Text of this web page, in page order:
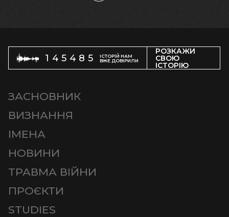
145485
ІСТОРІЙ НАМ
ВЖЕ ДОВІРИЛИ
РОЗКАЖИ
СВОЮ
ІСТОРІЮ
ЗАСНОВНИК
ВИЗНАННЯ
ІМЕНА
НОВИНИ
ТРАВМА ВІЙНИ
ПРОЄКТИ
STUDIES